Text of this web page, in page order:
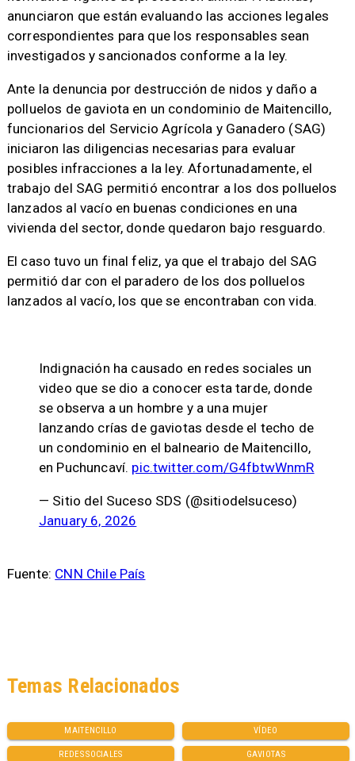
anunciaron que están evaluando las acciones legales
correspondientes para que los responsables sean
investigados y sancionados conforme a la ley.
Ante la denuncia por destrucción de nidos y daño a
polluelos de gaviota en un condominio de Maitencillo,
funcionarios del Servicio Agrícola y Ganadero (SAG)
iniciaron las diligencias necesarias para evaluar
posibles infracciones a la ley. Afortunadamente, el
trabajo del SAG permitió encontrar a los dos polluelos
lanzados al vacío en buenas condiciones en una
vivienda del sector, donde quedaron bajo resguardo.
El caso tuvo un final feliz, ya que el trabajo del SAG
permitió dar con el paradero de los dos polluelos
lanzados al vacío, los que se encontraban con vida.
Indignación ha causado en redes sociales un
video que se dio a conocer esta tarde, donde
se observa a un hombre y a una mujer
lanzando crías de gaviotas desde el techo de
un condominio en el balneario de Maitencillo,
en Puchuncaví. pic.twitter.com/G4fbtwWnmR
— Sitio del Suceso SDS (@sitiodelsuceso)
January 6, 2026
Fuente: CNN Chile País
MAITENCILLO VÍDEO
REDES SOCIALES GAVIOTAS
Temas Relacionados